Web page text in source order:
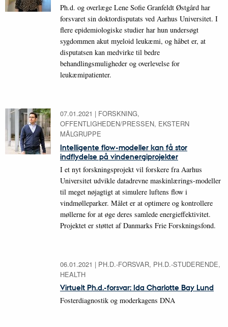
Ph.d. og overlæge Lene Sofie Granfeldt Østgård har
forsvaret sin doktordisputats ved Aarhus Universitet. I
flere epidemiologiske studier har hun undersøgt
sygdommen akut myeloid leukæmi, og håbet er, at
disputatsen kan medvirke til bedre
behandlingsmuligheder og overlevelse for
leukæmipatienter.
07.01.2021 | FORSKNING,
OFFENTLIGHEDEN/PRESSEN, EKSTERN
MÅLGRUPPE
Intelligente flow-modeller kan få stor
indflydelse på vindenergiprojekter
I et nyt forskningsprojekt vil forskere fra Aarhus
Universitet udvikle datadrevne maskinlærings-modeller
til meget nøjagtigt at simulere luftens flow i
vindmølleparker. Målet er at optimere og kontrollere
møllerne for at øge deres samlede energieffektivitet.
Projektet er støttet af Danmarks Frie Forskningsfond.
06.01.2021 | PH.D.-FORSVAR, PH.D.-STUDERENDE,
HEALTH
Virtuelt Ph.d.-forsvar: Ida Charlotte Bay Lund
Fosterdiagnostik og moderkagens DNA